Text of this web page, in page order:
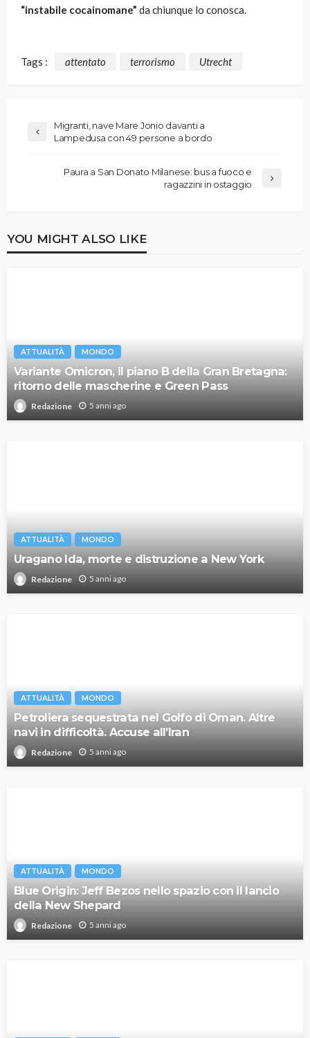
“instabile cocainomane” da chiunque lo conosca.
Tags : attentato terrorismo Utrecht
Migranti, nave Mare Jonio davanti a
Lampedusa con 49 persone a bordo
Paura a San Donato Milanese: bus a fuoco e
ragazzini in ostaggio
YOU MIGHT ALSO LIKE
ATTUALITÀ MONDO
Variante Omicron, il piano B della Gran Bretagna:
ritorno delle mascherine e Green Pass
Redazione 5 anni ago
ATTUALITÀ MONDO
Uragano Ida, morte e distruzione a New York
Redazione 5 anni ago
ATTUALITÀ MONDO
Petroliera sequestrata nel Golfo di Oman. Altre
navi in difficoltà. Accuse all’Iran
Redazione 5 anni ago
ATTUALITÀ MONDO
Blue Origin: Jeff Bezos nello spazio con il lancio
della New Shepard
Redazione 5 anni ago